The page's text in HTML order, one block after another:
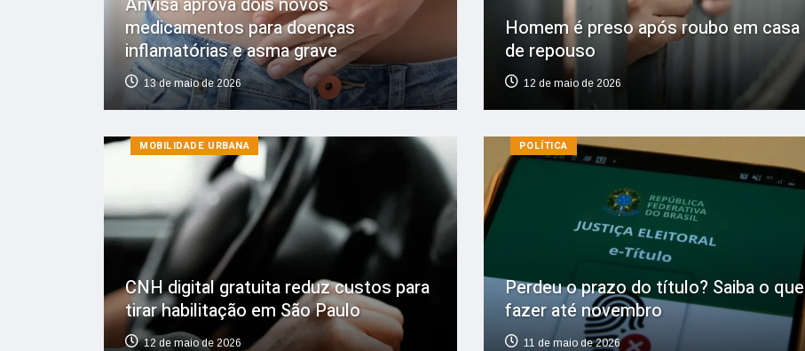
medicamentos para doenças
inflamatórias e asma grave
13 de maio de 2026
Homem é preso após roubo em casa
de repouso
12 de maio de 2026
MOBILIDADE URBANA
CNH digital gratuita reduz custos para
tirar habilitação em São Paulo
12 de maio de 2026
POLÍTICA
Perdeu o prazo do título? Saiba o que
fazer até novembro
11 de maio de 2026